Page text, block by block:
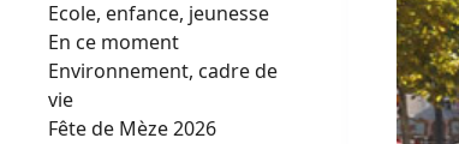
Ecole, enfance, jeunesse
En ce moment
Environnement, cadre de
vie
Fête de Mèze 2026